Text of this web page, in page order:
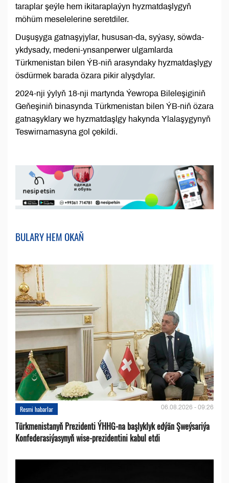
taraplar şeýle hem ikitaraplaýyn hyzmatdaşlygyň
möhüm meselelerine seretdiler.
Duşuşyga gatnaşyjylar, hususan-da, syýasy, söwda-
ykdysady, medeni-ynsanperwer ulgamlarda
Türkmenistan bilen ÝB-niň arasyndaky hyzmatdaşlygy
ösdürmek barada özara pikir alyşdylar.
2024-nji ýylyň 18-nji martynda Ýewropa Bileleşiginiň
Geňeşiniň binasynda Türkmenistan bilen ÝB-niň özara
gatnaşyklary we hyzmatdaşlgy hakynda Ylalaşygynyň
Teswirnamasyna gol çekildi.
BULARY HEM OKAŇ
Resmi habarlar 06.08.2026 - 09:26
Türkmenistanyň Prezidenti ÝHHG-na başlyklyk edýän Şweýsariýa
Konfederasiýasynyň wise-prezidentini kabul etdi